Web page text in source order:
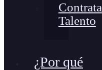
Contrata
Talento
¿Por qué